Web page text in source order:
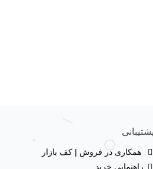
پشتیبانی
همکاری در فروش | کف بازار
راهنمایی خرید